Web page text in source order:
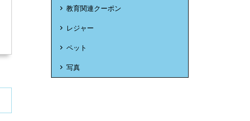
教育関連クーポン
レジャー
ペット
写真